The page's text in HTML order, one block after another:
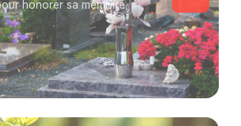
honorer sa mémoire.